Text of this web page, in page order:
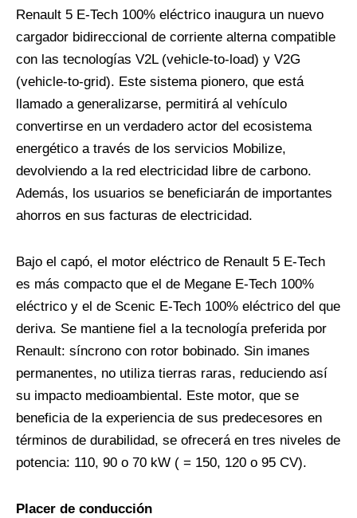
Renault 5 E-Tech 100% eléctrico inaugura un nuevo
cargador bidireccional de corriente alterna compatible
con las tecnologías V2L (vehicle-to-load) y V2G
(vehicle-to-grid). Este sistema pionero, que está
llamado a generalizarse, permitirá al vehículo
convertirse en un verdadero actor del ecosistema
energético a través de los servicios Mobilize,
devolviendo a la red electricidad libre de carbono.
Además, los usuarios se beneficiarán de importantes
ahorros en sus facturas de electricidad.
Bajo el capó, el motor eléctrico de Renault 5 E-Tech
es más compacto que el de Megane E-Tech 100%
eléctrico y el de Scenic E-Tech 100% eléctrico del que
deriva. Se mantiene fiel a la tecnología preferida por
Renault: síncrono con rotor bobinado. Sin imanes
permanentes, no utiliza tierras raras, reduciendo así
su impacto medioambiental. Este motor, que se
beneficia de la experiencia de sus predecesores en
términos de durabilidad, se ofrecerá en tres niveles de
potencia: 110, 90 o 70 kW ( = 150, 120 o 95 CV).
Placer de conducción